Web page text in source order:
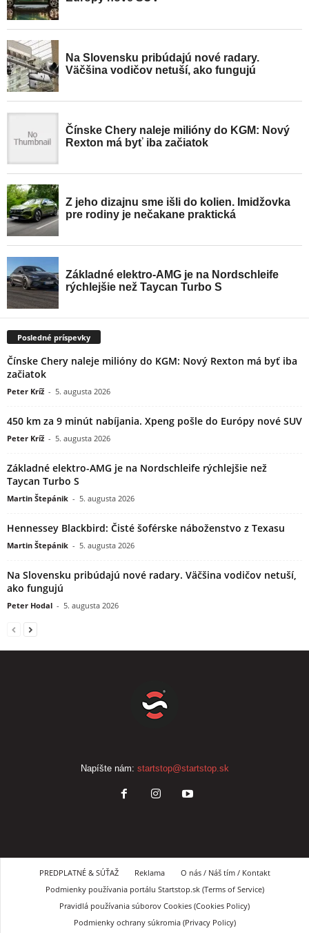
Posledné príspevky
Čínske Chery naleje milióny do KGM: Nový Rexton má byť iba
začiatok
Peter Kríž - 5. augusta 2026
450 km za 9 minút nabíjania. Xpeng pošle do Európy nové SUV
Peter Kríž - 5. augusta 2026
Základné elektro-AMG je na Nordschleife rýchlejšie než
Taycan Turbo S
Martin Štepánik - 5. augusta 2026
Hennessey Blackbird: Čisté šoférske náboženstvo z Texasu
Martin Štepánik - 5. augusta 2026
Na Slovensku pribúdajú nové radary. Väčšina vodičov netuší,
ako fungujú
Peter Hodal - 5. augusta 2026
Napíšte nám: startstop@startstop.sk
PREDPLATNÉ & SÚŤAŽ Reklama
O nás / Náš tím / Kontakt
Podmienky používania portálu Startstop.sk (Terms of Service)
Pravidlá používania súborov Cookies (Cookies Policy)
Podmienky ochrany súkromia (Privacy Policy)